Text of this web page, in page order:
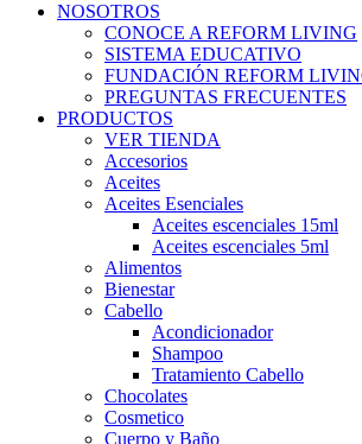
NOSOTROS
CONOCE A REFORM LIVING
SISTEMA EDUCATIVO
FUNDACIÓN REFORM
PREGUNTAS FRECUENTES
PRODUCTOS
VER TIENDA
Accesorios
Aceites
Aceites Esenciales
Aceites escenciales 15ml
Aceites escenciales 5ml
Alimentos
Bienestar
Cabello
Acondicionador
Shampoo
Tratamiento Cabello
Chocolates
Cosmetico
Cuerpo y Baño